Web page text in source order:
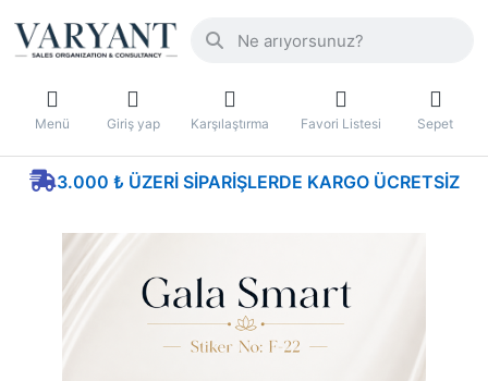
Menü Giriş yap Karşılaştırma Favori Listesi Sepet
3.000 ₺ ÜZERI SIPARIŞLERDE KARGO ÜCRETSIZ